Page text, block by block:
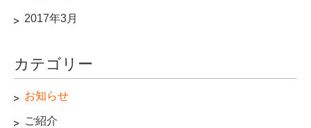
2017年3月
カテゴリー
お知らせ
ご紹介